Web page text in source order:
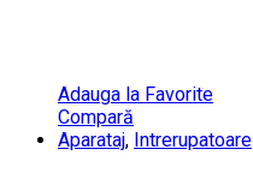
Adauga la Favorite
Compară
Aparataj, Intrerupatoare